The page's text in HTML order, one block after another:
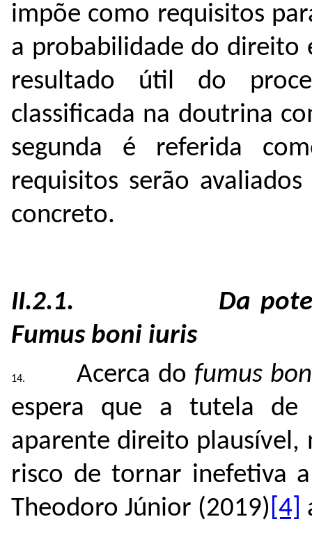
impõe como requisitos
a probabilidade do direito
resultado útil do
classificada na doutrina
segunda é referida
requisitos serão
concreto.
II.2.1. Da
Fumus boni iuris
Acerca do fumus
espera que a tutela de
aparente direito
risco de tornar inefetiva
Theodoro Júnior (2019) [4]